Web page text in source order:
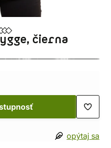
čierna
opýtaj sa